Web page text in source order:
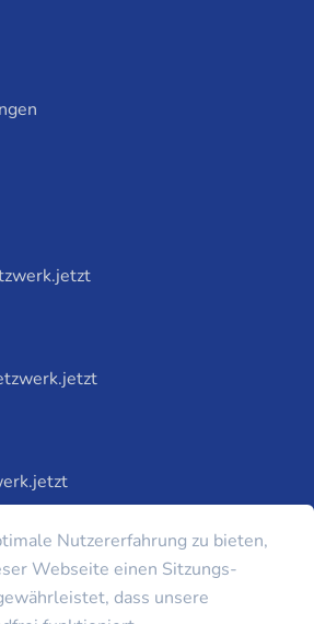
byfoerster fotografie &
Nutzererfahrung zu bieten,
Webseite einen Sitzungs-
dass unsere